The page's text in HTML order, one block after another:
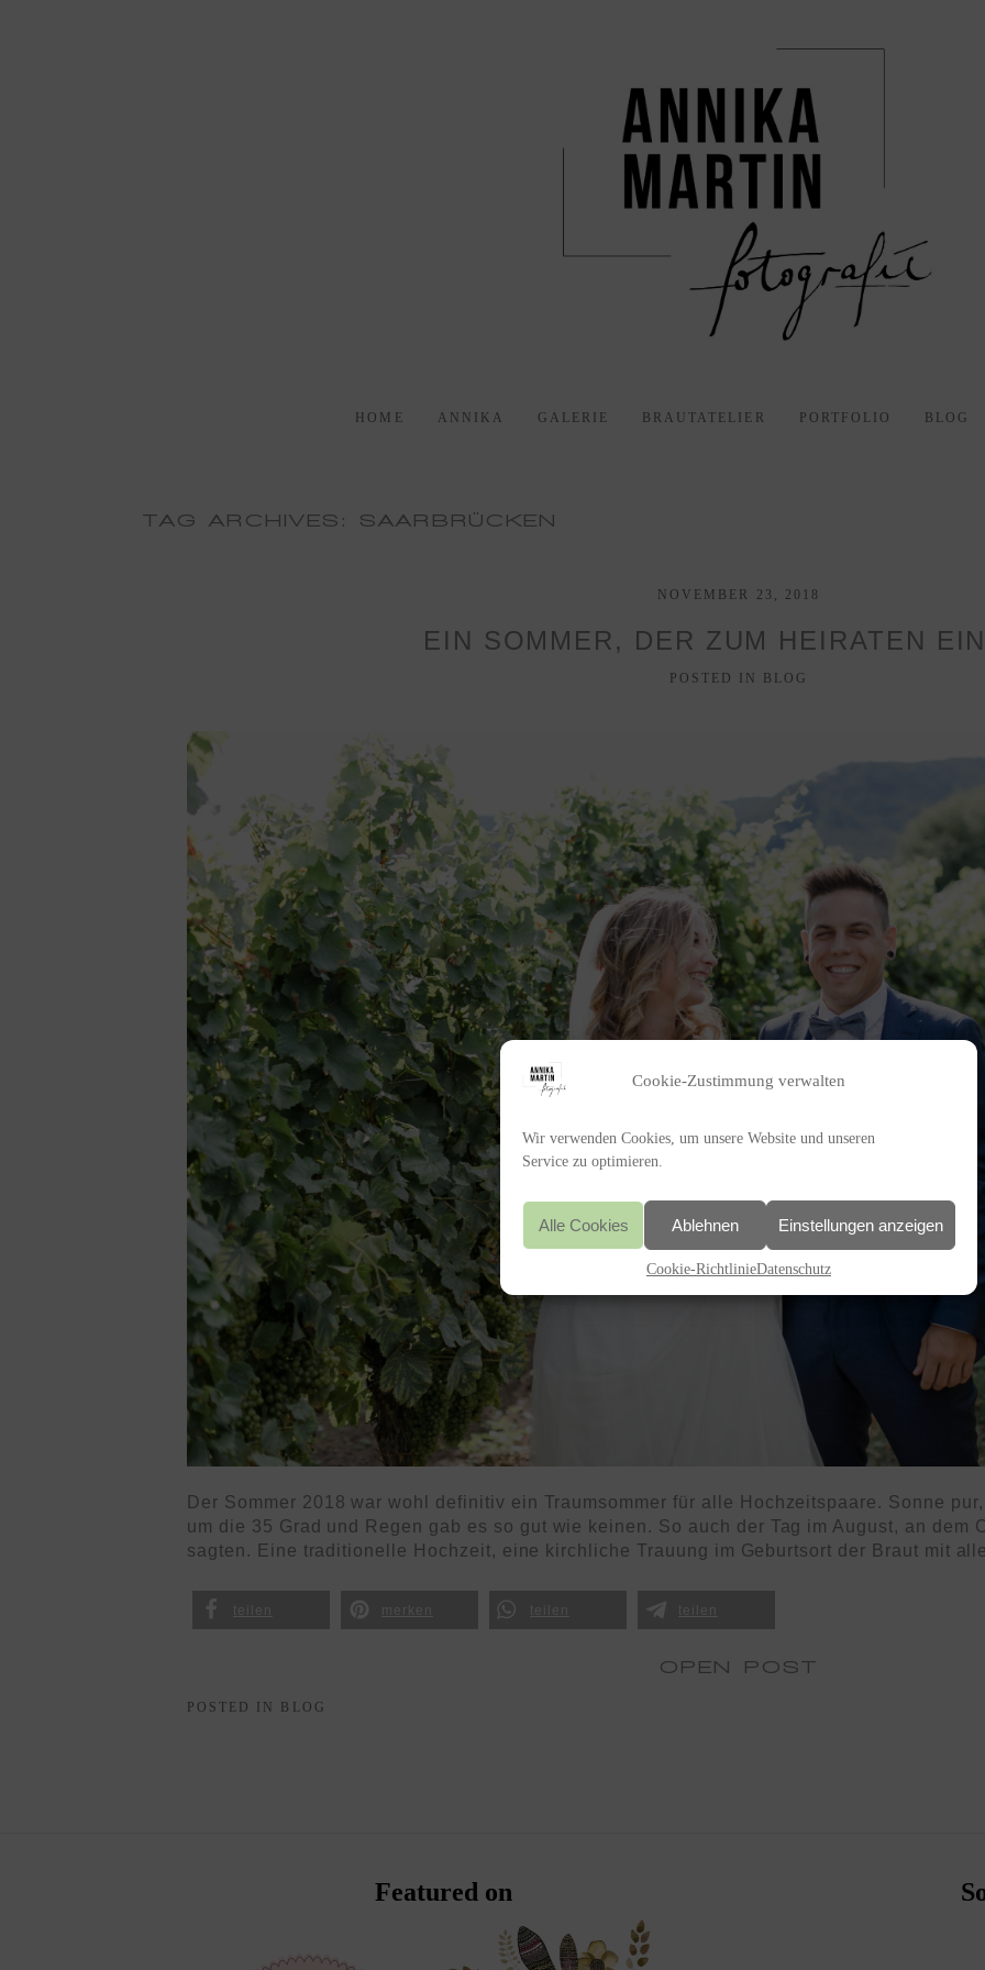
Cookie-Zustimmung verwalten
Wir verwenden Cookies, um unsere Website und unseren
Service zu optimieren.
Alle Cookies Ablehnen Einstellungen anzeigen
Cookie-RichtlinieDatenschutz
HOME ANNIKA GALERIE BRAUTATELIER PORTFOLIO BLOG
TAG ARCHIVES: SAARBRÜCKEN
NOVEMBER 23, 2018
EIN SOMMER, DER ZUM HEIRATEN
POSTED IN BLOG
Der Sommer 2018 war wohl definitiv ein Traumsommer für alle Hochzeitspaare. Sonne
um die 35 Grad und Regen gab es so gut wie keinen. So auch der Tag im August, an dem
sagten. Eine traditionelle Hochzeit, eine kirchliche Trauung im Geburtsort der Braut mit
OPEN POST
POSTED IN BLOG
Featured on